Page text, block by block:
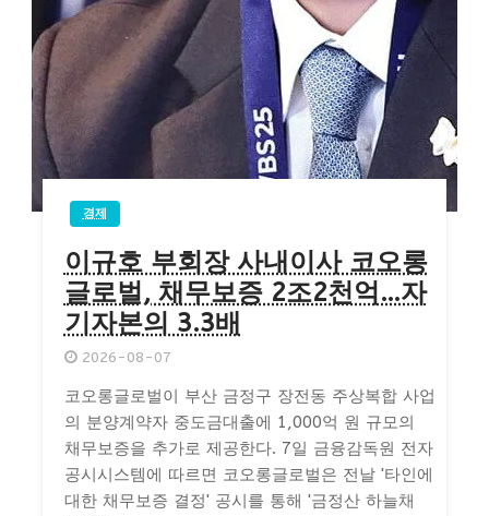
경제
이규호 부회장 사내이사 코오롱
글로벌, 채무보증 2조2천억…자
기자본의 3.3배
2026-08-07
코오롱글로벌이 부산 금정구 장전동 주상복합 사업
의 분양계약자 중도금대출에 1,000억 원 규모의
채무보증을 추가로 제공한다. 7일 금융감독원 전자
공시시스템에 따르면 코오롱글로벌은 전날 '타인에
대한 채무보증 결정' 공시를 통해 '금정산 하늘채